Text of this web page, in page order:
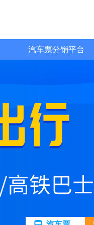
汽车票分销平台